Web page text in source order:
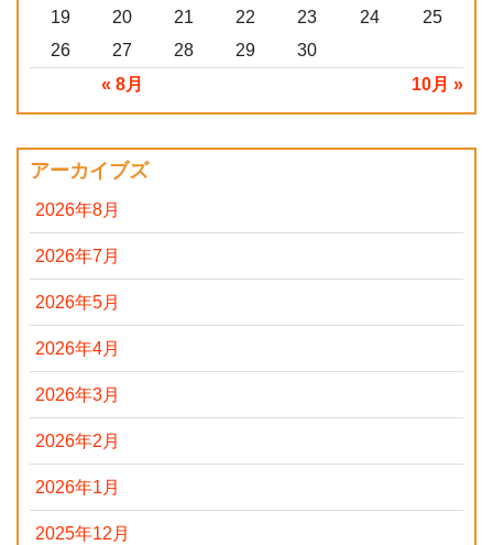
« 8月 10月 »
19
20 21 22 23 24
25
26
27 28 29 30
アーカイブズ
2026年8月
2026年7月
2026年5月
2026年4月
2026年3月
2026年2月
2026年1月
2025年12月